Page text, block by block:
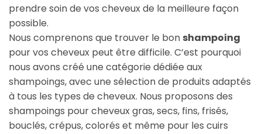
prendre soin de vos cheveux de la meilleure façon
possible.
Nous comprenons que trouver le bon shampoing
pour vos cheveux peut être difficile. C’est pourquoi
nous avons créé une catégorie dédiée aux
shampoings, avec une sélection de produits adaptés
à tous les types de cheveux. Nous proposons des
shampoings pour cheveux gras, secs, fins, frisés,
bouclés, crépus, colorés et même pour les cuirs